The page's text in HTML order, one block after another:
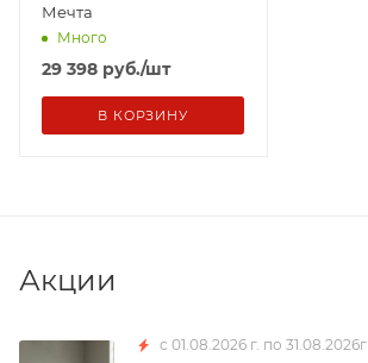
Мечта
Много
29 398 руб./шт
В КОРЗИНУ
Акции
с 01.08.2026 г. по 31.08.2026г